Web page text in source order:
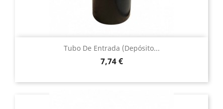
Tubo De Entrada (depósito...
Precio
7,74 €